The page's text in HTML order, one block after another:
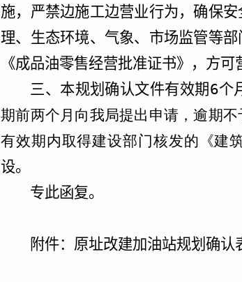
施，严禁边施工边营业行为，确保
理、生态环境、气象、市场监管等
《成品油零售经营批准证书》，方可
三、本规划确认文件有效期6个
期前两个月向我局提出申请，逾期
有效期内取得建设部门核发的《建
设。
专此函复。
附件：原址改建加油站规划确认